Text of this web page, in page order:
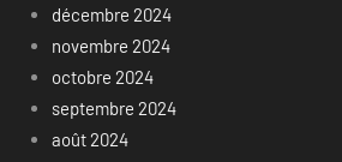
décembre 2024
novembre 2024
octobre 2024
septembre 2024
août 2024